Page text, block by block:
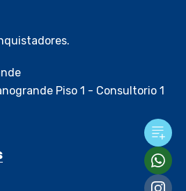
Piso 1 - Consultorio 1